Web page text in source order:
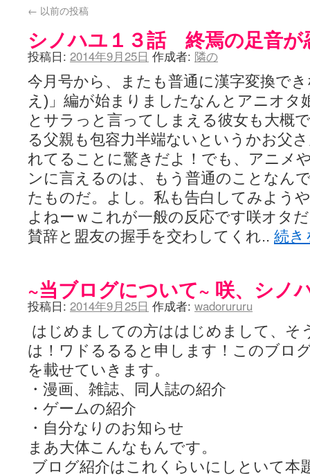
咲ミダレ - 咲-saki- / MJ第14回咲CUP 咲なま他
はやりの如く☆ - 咲-saki- / 悪いこと【SS】
麻雀雑記あれこれ - 咲 -Saki- / 咲-Saki-キャラが台湾麻雀を打ったらど
またの名を咲ブログ - 咲-Saki- / 男体化すると聞いての落書き (13:32)
あっちが変 / あっちが変 (08:31)
BBKN BLOG / トップページ（サイトマップ）
あにてつ！ / 千里山に行ってきました（2017年09月） (06:14)
さくやこのはな - 咲 -saki- / 末の千里のために(咲さんが和ちゃんを招
凡人の私 / ステルス坂こと咲-Saki-5巻表紙の舞台を発見しました
嶺上開花自摸 / Last day of Summer session 1 (13:01)
おもちもちもち - 咲-Saki- / ５・８小林先生の日記更新について考え
かんむりとかげ - 咲-Saki- / 立先生の更新
咲-Saki- | にゅいのって / 咲-Saki-臨時アンテナ (11:50)
咲-Saki-ブログ！～麻雀下手でも咲が好き～ / ブログ名変更のお知らせ
嶺上航路 / ドラフト前日なので中日ドラゴンズのドラフト指名を予想
音を奏でて花が咲く - 咲-Saki- / 浩子「…あっ分かった 恐らくそうい
一萬人の麓路() - 咲-Saki- / 咲-Saki- 第193局[竜王] ドラゴンの王とパク
from A to K / [咲-saki-][麻雀ゲーム]【ゲーム】セガのMJシリーズで2年
紺フェス - 咲-Saki- / 【越谷SS】とろけそうな日
(15:31)
宮守大好き帳 / 告知 (13:04)
麻雀アニメ＆麻雀ゲームあれこれ / 厄介な相手だよ！ あんたは……
ばるのまーじゃん日和 - 咲-saki- / クリスマス！！そして…
咲めも！ / ニワチョコ、尊い。
ＳＳＳ（咲ＳＳ）感想ブログ / 【SSS】憩 -Kei- 全国編第２２局『流局
ひまじんひまんじ / 読書の秋、と言います故 (08:00)
煌-Subara- - 咲-saki- / シノハユ感想 (13:19)
SYNTH 2006 - 咲 -Saki- / 阿知賀編をドヤ顔に着目しながらまたまた読
かえんだん - 咲-Saki- / 朱里「そげなこつ私がやっておきますから！」
Saki-1 グランプリ ～咲ワン～ / しわが誕生することは老化現象だと
木と木と木 - 咲-saki- / 新道寺の本
ヤンデレ・狂気の百合SSブログ / 【咲-Saki-SS：久咲】そして私たち
迷子の坊やのみちくさ日記 / 【連載感想】宮永照についてのあれこれ
私的素敵ジャンク / [咲-Saki-] 咲-Saki-第168局［端緒］感想
麻雀自由帳 - 咲-Saki- / 咲-Saki-第168局[端緒]感想 照-Teru- 追憶編第
← 以前の投稿
シノハユ１３話 終焉の足音が
投稿日: 2014年9月25日 作成者: 隣の
今月号から、またも普通に漢字変換で
え)」編が始まりましたなんとアニオタ
とサラっと言ってしまえる彼女も大概
る父親も包容力半端ないというかお父
れてることに驚きだよ！でも、アニメ
ンに言えるのは、もう普通のことなん
たものだ。よし。私も告白してみよう
よねーｗこれが一般の反応です咲オタ
賛辞と盟友の握手を交わしてくれ.. 続
~当ブログについて~ 咲、シノ
投稿日: 2014年9月25日 作成者: wadorururu
はじめましての方ははじめまして、そ
は！ワドるるると申します！このブロ
を載せていきます。
・漫画、雑誌、同人誌の紹介
・ゲームの紹介
・自分なりのお知らせ
まあ大体こんなもんです。
ブログ紹介はこれくらいにしといて